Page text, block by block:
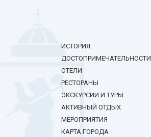
ИСТОРИЯ
ДОСТОПРИМЕЧАТЕЛЬНОСТИ
ОТЕЛИ
РЕСТОРАНЫ
ЭКСКУРСИИ И ТУРЫ
АКТИВНЫЙ ОТДЫХ
МЕРОПРИЯТИЯ
КАРТА ГОРОДА